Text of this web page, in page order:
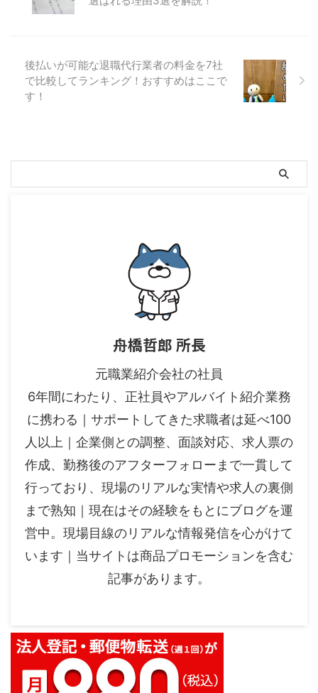
後払いが可能な退職代行業者の料金を7社
で比較してランキング！おすすめはここで
す！
舟橋哲郎 所長
元職業紹介会社の社員
6年間にわたり、正社員やアルバイト紹介業務
に携わる｜サポートしてきた求職者は延べ100
人以上｜企業側との調整、面談対応、求人票の
作成、勤務後のアフターフォローまで一貫して
行っており、現場のリアルな実情や求人の裏側
まで熟知｜現在はその経験をもとにブログを運
営中。現場目線のリアルな情報発信を心がけて
います｜当サイトは商品プロモーションを含む
記事があります。